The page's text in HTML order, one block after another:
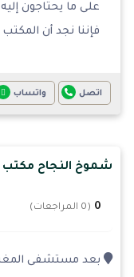
على ما يحتاجون
فإننا نجد أن
اتصل واتساب
شموخ النجاح
0 (0 المراجعات)
بعد مستشفى